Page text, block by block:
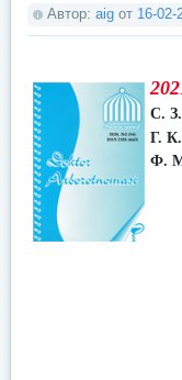
Автор: aig от 16-02-
С.
Г.
Ф.